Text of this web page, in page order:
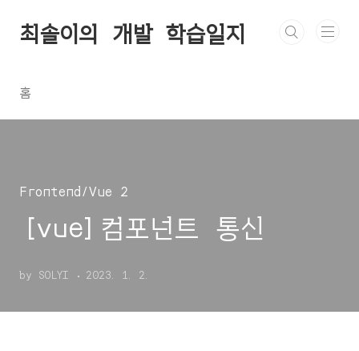
최솔이의 개발 학습일지
홈
Frontend/Vue 2
[vue]컴포넌트 통신
by SOLYI 2023. 1. 2.